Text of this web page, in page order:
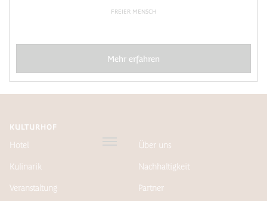
FREIER MENSCH
Mehr erfahren
KULTURHOF
Hotel
Kulinarik
Veranstaltung
Über uns
Nachhaltigkeit
Partner